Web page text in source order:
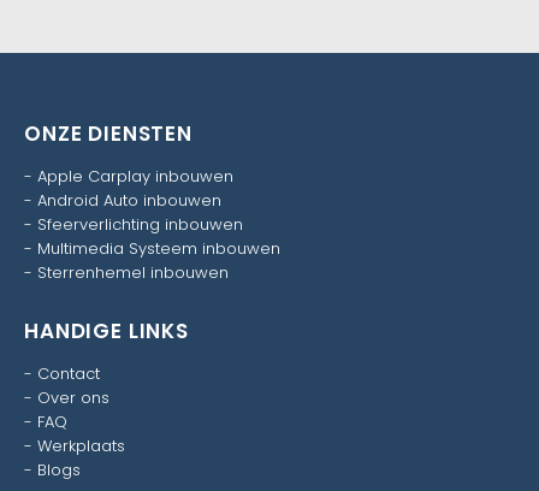
ONZE DIENSTEN
- Apple Carplay inbouwen
- Android Auto inbouwen
- Sfeerverlichting inbouwen
- Multimedia Systeem inbouwen
- Sterrenhemel inbouwen
HANDIGE LINKS
- Contact
- Over ons
- FAQ
- Werkplaats
- Blogs